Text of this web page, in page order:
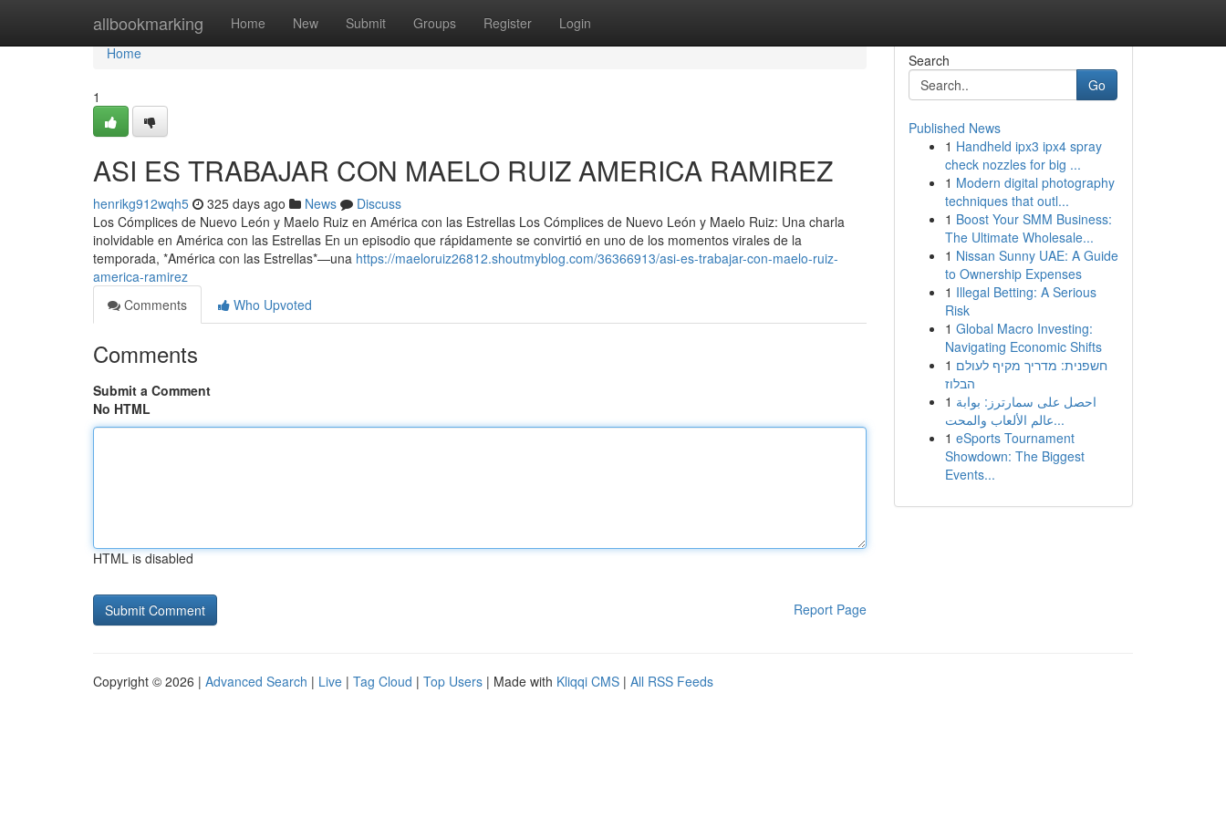
allbookmarking Home New Submit Groups Register Login
Home
Home
1
ASI ES TRABAJAR CON MAELO RUIZ AMERICA RAMIREZ
henrikg912wqh5 325 days ago News
Discuss
Los Cómplices de Nuevo León y Maelo Ruiz en América con las Estrellas Los Cómplices de Nuevo León y Maelo Ruiz: Una charla
inolvidable en América con las Estrellas En un episodio que rápidamente se convirtió en uno de los momentos virales de la
temporada, *América con las Estrellas*—una https://maeloruiz26812.shoutmyblog.com/36366913/asi-es-trabajar-con-maelo-ruiz-
america-ramirez
Comments
Who Upvoted
Comments
Submit a Comment
No HTML
HTML is disabled
Report Page
Search
Go
Published News
1 Handheld ipx3 ipx4 spray
check nozzles for big ...
1 Modern digital photography
techniques that outl...
1 Boost Your SMM Business:
The Ultimate Wholesale...
1 Nissan Sunny UAE: A Guide
to Ownership Expenses
1 Illegal Betting: A Serious
Risk
1 Global Macro Investing:
Navigating Economic Shifts
1 חשפנית: מדריך מקיף לעולם
הבלוז
1 احصل على سمارترز: بوابة
عالم الألعاب والمحت...
1 eSports Tournament
Showdown: The Biggest
Events...
Copyright © 2026 | Advanced Search | Live | Tag Cloud | Top Users | Made with Kliqqi CMS | All RSS Feeds